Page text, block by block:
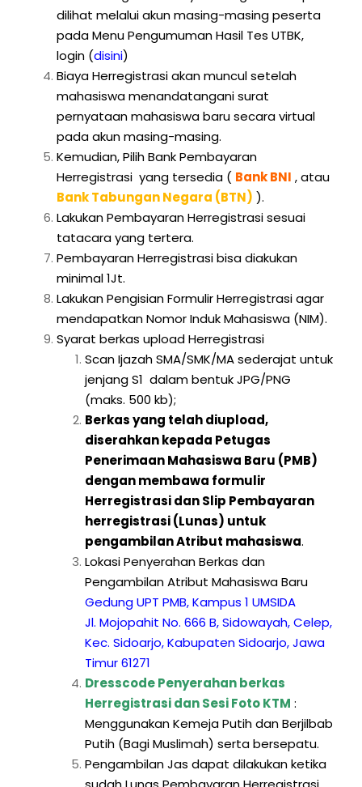
dilihat melalui akun masing-masing peserta
pada Menu Pengumuman Hasil Tes UTBK,
login (disini)
Biaya Herregistrasi akan muncul setelah
mahasiswa menandatangani surat
pernyataan mahasiswa baru secara virtual
pada akun masing-masing.
Kemudian, Pilih Bank Pembayaran
Herregistrasi yang tersedia ( Bank BNI , atau
Bank Tabungan Negara (BTN) ).
Lakukan Pembayaran Herregistrasi sesuai
tatacara yang tertera.
Pembayaran Herregistrasi bisa diakukan
minimal 1Jt.
Lakukan Pengisian Formulir Herregistrasi agar
mendapatkan Nomor Induk Mahasiswa (NIM).
Syarat berkas upload Herregistrasi
Scan Ijazah SMA/SMK/MA sederajat untuk
jenjang S1 dalam bentuk JPG/PNG
(maks. 500 kb);
Berkas yang telah diupload,
diserahkan kepada Petugas
Penerimaan Mahasiswa Baru (PMB)
dengan membawa formulir
Herregistrasi dan Slip Pembayaran
herregistrasi (Lunas) untuk
pengambilan Atribut mahasiswa.
Lokasi Penyerahan Berkas dan
Pengambilan Atribut Mahasiswa Baru
Gedung UPT PMB, Kampus 1 UMSIDA
Jl. Mojopahit No. 666 B, Sidowayah, Celep,
Kec. Sidoarjo, Kabupaten Sidoarjo, Jawa
Timur 61271
Dresscode Penyerahan berkas
Herregistrasi dan Sesi Foto KTM :
Menggunakan Kemeja Putih dan Berjilbab
Putih (Bagi Muslimah) serta bersepatu.
Pengambilan Jas dapat dilakukan ketika